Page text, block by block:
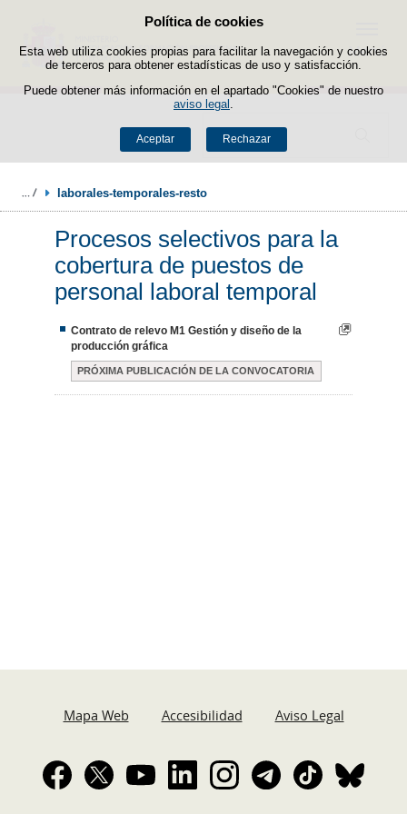
Política de cookies
Esta web utiliza cookies propias para facilitar la navegación y cookies
de terceros para obtener estadísticas de uso y satisfacción.
Puede obtener más información en el apartado "Cookies" de nuestro
aviso legal
Aceptar Rechazar
Saltar al contenido
Buscador
Menú
laborales-temporales-resto
Procesos selectivos para la
cobertura de puestos de
personal laboral temporal
Contrato de relevo M1 Gestión y diseño de la
producción gráfica
PRÓXIMA PUBLICACIÓN DE LA CONVOCATORIA
Mapa Web Accesibilidad Aviso Legal